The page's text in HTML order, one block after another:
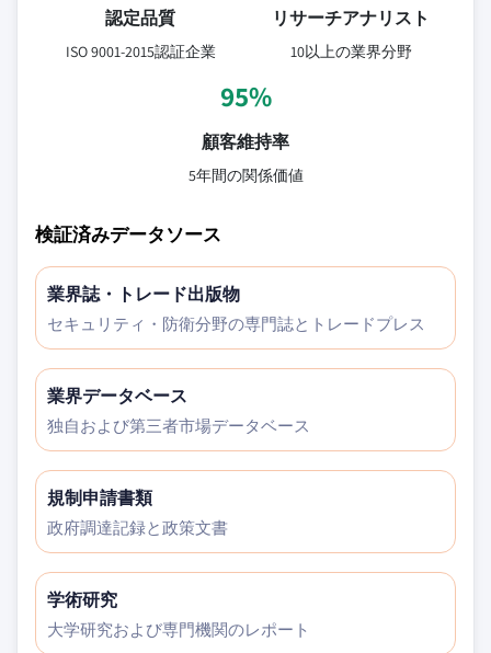
認定品質
ISO 9001-2015認証企業
リサーチアナリスト
10以上の業界分野
95%
顧客維持率
5年間の関係価値
検証済みデータソース
業界誌・トレード出版物
セキュリティ・防衛分野の専門誌とトレードプレス
業界データベース
独自および第三者市場データベース
規制申請書類
政府調達記録と政策文書
学術研究
大学研究および専門機関のレポート